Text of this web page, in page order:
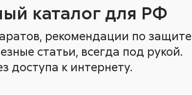
каталог для РФ
рекомендации по защите
статьи, всегда под рукой.
доступа к интернету.